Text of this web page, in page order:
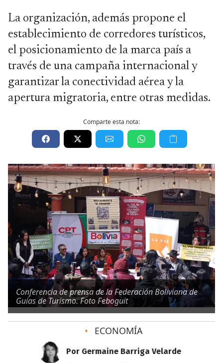
La organización, además propone el
establecimiento de corredores turísticos,
el posicionamiento de la marca país a
través de una campaña internacional y
garantizar la conectividad aérea y la
apertura migratoria, entre otras medidas.
Comparte esta nota:
Conferencia de prensa de la Federación Boliviana de
Guías de Turismo. Foto Feboguit
• ECONOMÍA
Por Germaine Barriga Velarde